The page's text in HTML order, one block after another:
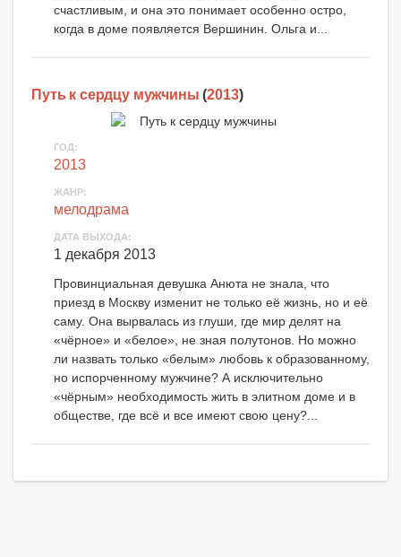
счастливым, и она это понимает особенно остро,
когда в доме появляется Вершинин. Ольга и...
Путь к сердцу мужчины (2013)
ГОД:
2013
ЖАНР:
мелодрама
ДАТА ВЫХОДА:
1 декабря 2013
Провинциальная девушка Анюта не знала, что
приезд в Москву изменит не только её жизнь, но и её
саму. Она вырвалась из глуши, где мир делят на
«чёрное» и «белое», не зная полутонов. Но можно
ли назвать только «белым» любовь к образованному,
но испорченному мужчине? А исключительно
«чёрным» необходимость жить в элитном доме и в
обществе, где всё и все имеют свою цену?...